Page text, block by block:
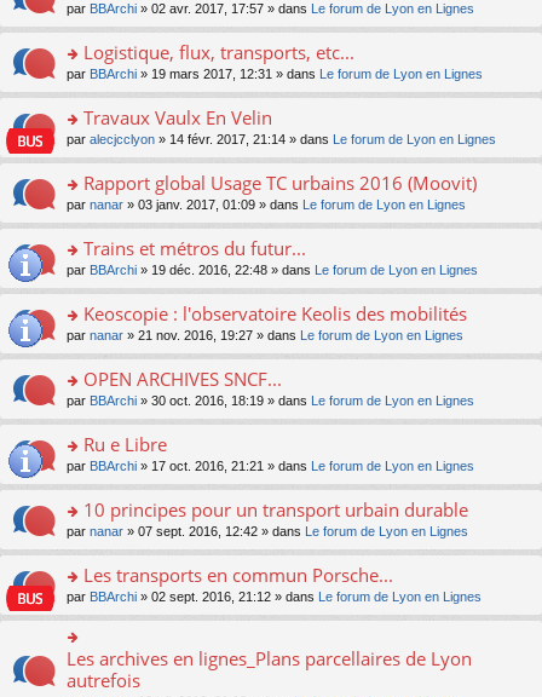
c
e
nt
pl
u
ré
c
e
nt
n
le
pl
u
ré
c
e
nt
g
e
n
n
le
pl
u
ré
c
e
nt
e
a
g
e
n
n
le
pl
u
ré
c
e
nt
er
le
m
e
a
g
e
n
n
le
pl
u
ré
c
e
nt
o
n
ult
er
le
m
e
a
g
e
n
n
le
pl
u
ré
c
e
nt
par BBArchi » 02 avr. 2017, 17:57 » dans Le forum de Lyon en Lignes
o
n
ult
er
le
m
e
a
g
e
n
n
le
pl
u
ré
c
e
nt
Logistique, flux, transports, etc...
par BBArchi » 19 mars 2017, 12:31 » dans Le forum de Lyon en Lignes
o
n
ult
er
le
m
e
a
g
e
n
n
le
pl
u
ré
c
e
nt
Travaux Vaulx En Velin
par alecjcclyon » 14 févr. 2017, 21:14 » dans Le forum de Lyon en Lignes
o
n
ult
er
le
m
e
a
g
e
n
n
le
pl
u
ré
c
e
nt
Rapport global Usage TC urbains 2016 (Moovit)
par nanar » 03 janv. 2017, 01:09 » dans Le forum de Lyon en Lignes
o
n
ult
er
le
m
e
a
g
e
n
n
le
pl
u
s
ré
c
e
Trains et métros du futur...
par BBArchi » 19 déc. 2016, 22:48 » dans Le forum de Lyon en Lignes
o
n
ult
er
le
m
e
a
g
e
n
n
le
pl
u
Keoscopie : l'observatoire Keolis des mobilités
par nanar » 21 nov. 2016, 19:27 » dans Le forum de Lyon en Lignes
o
n
ult
er
le
m
e
a
g
e
n
o
lu
OPEN ARCHIVES SNCF...
par BBArchi » 30 oct. 2016, 18:19 » dans Le forum de Lyon en Lignes
o
n
ult
er
le
m
e
s
g
e
Ru e Libre
par BBArchi » 17 oct. 2016, 21:21 » dans Le forum de Lyon en Lignes
o
n
ult
er
le
m
s
10 principes pour un transport urbain durable
par nanar » 07 sept. 2016, 12:42 » dans Le forum de Lyon en Lignes
o
n
s
ult
er
le
Les transports en commun Porsche...
par BBArchi » 02 sept. 2016, 21:12 » dans Le forum de Lyon en Lignes
n
Les archives en lignes_Plans parcellaires de Lyon
autrefois